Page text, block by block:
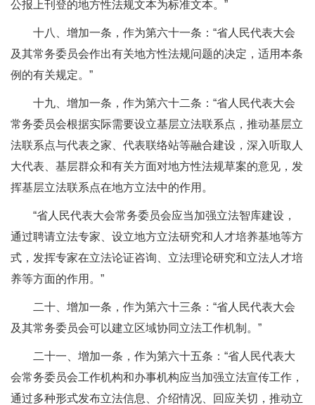
公报上刊登的地方性法规文本为标准文本。”
十八、增加一条，作为第六十一条：“省人民代表大会
及其常务委员会作出有关地方性法规问题的决定，适用本条
例的有关规定。”
十九、增加一条，作为第六十二条：“省人民代表大会
常务委员会根据实际需要设立基层立法联系点，推动基层立
法联系点与代表之家、代表联络站等融合建设，深入听取人
大代表、基层群众和有关方面对地方性法规草案的意见，发
挥基层立法联系点在地方立法中的作用。
“省人民代表大会常务委员会应当加强立法智库建设，
通过聘请立法专家、设立地方立法研究和人才培养基地等方
式，发挥专家在立法论证咨询、立法理论研究和立法人才培
养等方面的作用。”
二十、增加一条，作为第六十三条：“省人民代表大会
及其常务委员会可以建立区域协同立法工作机制。”
二十一、增加一条，作为第六十五条：“省人民代表大
会常务委员会工作机构和办事机构应当加强立法宣传工作，
通过多种形式发布立法信息、介绍情况、回应关切，推动立